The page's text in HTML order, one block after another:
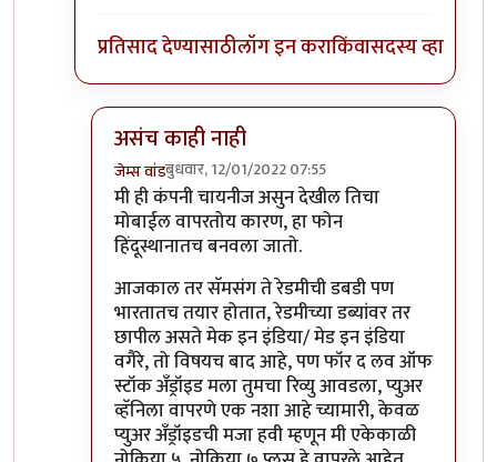
प्रतिसाद देण्यासाठीलॉग इन कराकिंवासदस्य व्हा
असंच काही नाही
जेम्स वांडबुधवार, 12/01/2022 07:55
In reply toया फोन बद्दल तुमचा review काय
मी ही कंपनी चायनीज असुन देखील तिचा
मोबाईल वापरतोय कारण, हा फोन
हिंदूस्थानातच बनवला जातो.
आजकाल तर सॅमसंग ते रेडमीची डबडी पण
भारतातच तयार होतात, रेडमीच्या डब्यांवर तर
छापील असते मेक इन इंडिया/ मेड इन इंडिया
वगैरे, तो विषयच बाद आहे, पण फॉर द लव ऑफ
स्टॉक अँड्रॉइड मला तुमचा रिव्यु आवडला, प्युअर
व्हॅनिला वापरणे एक नशा आहे च्यामारी, केवळ
प्युअर अँड्रॉइडची मजा हवी म्हणून मी एकेकाळी